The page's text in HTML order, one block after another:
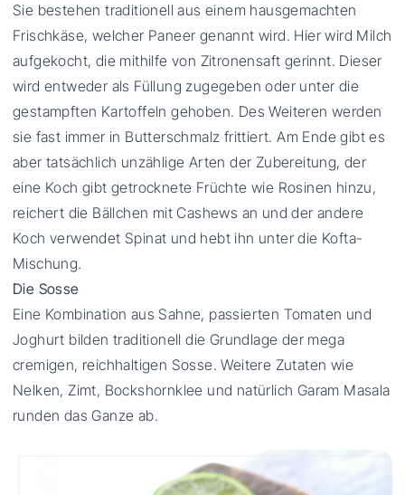
Sie bestehen traditionell aus einem hausgemachten
Frischkäse, welcher Paneer genannt wird. Hier wird Milch
aufgekocht, die mithilfe von Zitronensaft gerinnt. Dieser
wird entweder als Füllung zugegeben oder unter die
gestampften Kartoffeln gehoben. Des Weiteren werden
sie fast immer in Butterschmalz frittiert. Am Ende gibt es
aber tatsächlich unzählige Arten der Zubereitung, der
eine Koch gibt getrocknete Früchte wie Rosinen hinzu,
reichert die Bällchen mit Cashews an und der andere
Koch verwendet Spinat und hebt ihn unter die Kofta-
Mischung.
Die Sosse
Eine Kombination aus Sahne, passierten Tomaten und
Joghurt bilden traditionell die Grundlage der mega
cremigen, reichhaltigen Sosse. Weitere Zutaten wie
Nelken, Zimt, Bockshornklee und natürlich Garam Masala
runden das Ganze ab.